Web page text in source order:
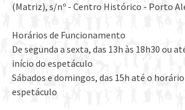
(Matriz), s/nº - Centro Histórico - Porto
Horários de Funcionamento
De segunda a sexta, das 13h às 18h30 ou
início do espetáculo
Sábados e domingos, das 15h até o
espetáculo